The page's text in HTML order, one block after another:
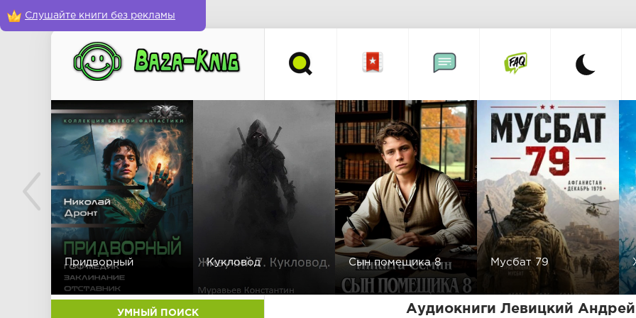
Слушайте книги без рекламы
Придворный Кукловод Сын помещика 8 Мусбат 79
УМНЫЙ ПОИСК Аудиокниги Левицкий